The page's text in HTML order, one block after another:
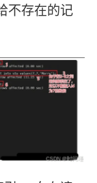
不存在的记